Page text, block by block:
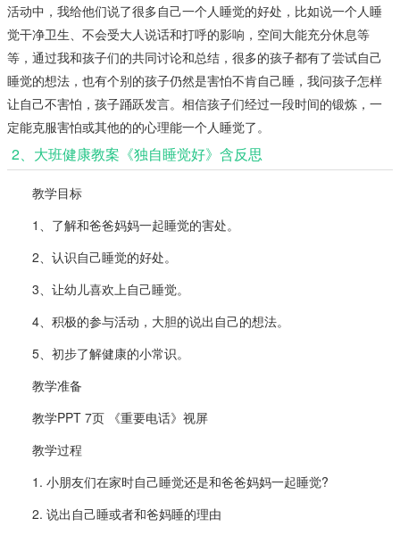
活动中，我给他们说了很多自己一个人睡觉的好处，比如说一个人睡
觉干净卫生、不会受大人说话和打呼的影响，空间大能充分休息等
等，通过我和孩子们的共同讨论和总结，很多的孩子都有了尝试自己
睡觉的想法，也有个别的孩子仍然是害怕不肯自己睡，我问孩子怎样
让自己不害怕，孩子踊跃发言。相信孩子们经过一段时间的锻炼，一
定能克服害怕或其他的的心理能一个人睡觉了。
2、大班健康教案《独自睡觉好》含反思
教学目标
1、了解和爸爸妈妈一起睡觉的害处。
2、认识自己睡觉的好处。
3、让幼儿喜欢上自己睡觉。
4、积极的参与活动，大胆的说出自己的想法。
5、初步了解健康的小常识。
教学准备
教学PPT 7页 《重要电话》视屏
教学过程
1. 小朋友们在家时自己睡觉还是和爸爸妈妈一起睡觉?
2. 说出自己睡或者和爸妈睡的理由